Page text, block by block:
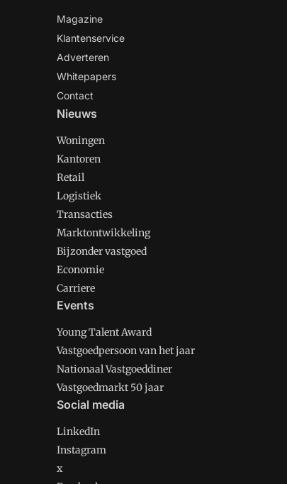
Magazine
Klantenservice
Adverteren
Whitepapers
Contact
Nieuws
Woningen
Kantoren
Retail
Logistiek
Transacties
Marktontwikkeling
Bijzonder vastgoed
Economie
Carriere
Events
Young Talent Award
Vastgoedpersoon van het jaar
Nationaal Vastgoeddiner
Vastgoedmarkt 50 jaar
Social media
LinkedIn
Instagram
x